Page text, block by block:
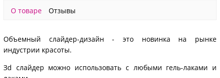
О товаре Отзывы
Объемный слайдер-дизайн - это новинка на рынке
индустрии красоты.
Зd слайдер можно использовать с любыми гель-лаками и